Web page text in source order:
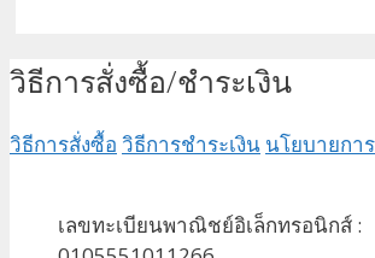
วิธีการสั่งซื้อ/ชำระเงิน
วิธีการสั่งซื้อ วิธีการชำระเงิน นโยบายกา
เลขทะเบียนพาณิชย์อิเล็กทรอนิกส์ :